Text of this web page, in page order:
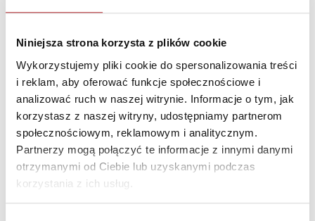
Niniejsza strona korzysta z plików cookie
Wykorzystujemy pliki cookie do spersonalizowania treści
i reklam, aby oferować funkcje społecznościowe i
analizować ruch w naszej witrynie. Informacje o tym, jak
korzystasz z naszej witryny, udostępniamy partnerom
społecznościowym, reklamowym i analitycznym.
Partnerzy mogą połączyć te informacje z innymi danymi
otrzymanymi od Ciebie lub uzyskanymi podczas
korzystania z ich usług.
Brak danych